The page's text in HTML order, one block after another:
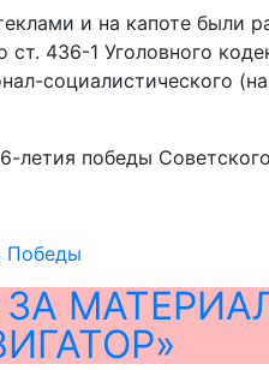
и на капоте
436-1 Уголовного
социалистического
летия победы
Победы